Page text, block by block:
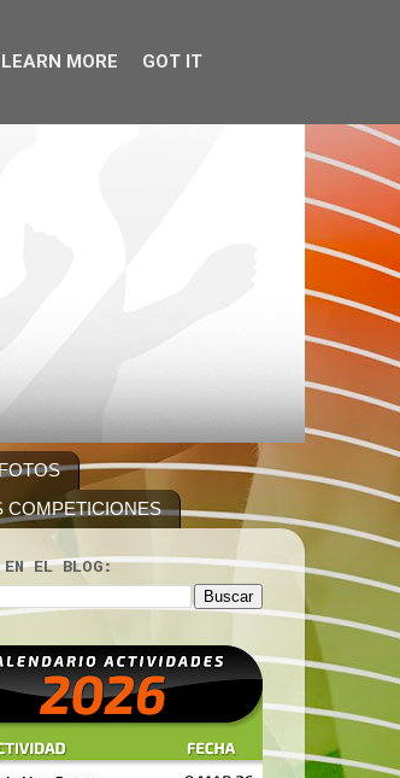
COMPETICIONES
EN EL BLOG:
LEARN MORE GOT IT